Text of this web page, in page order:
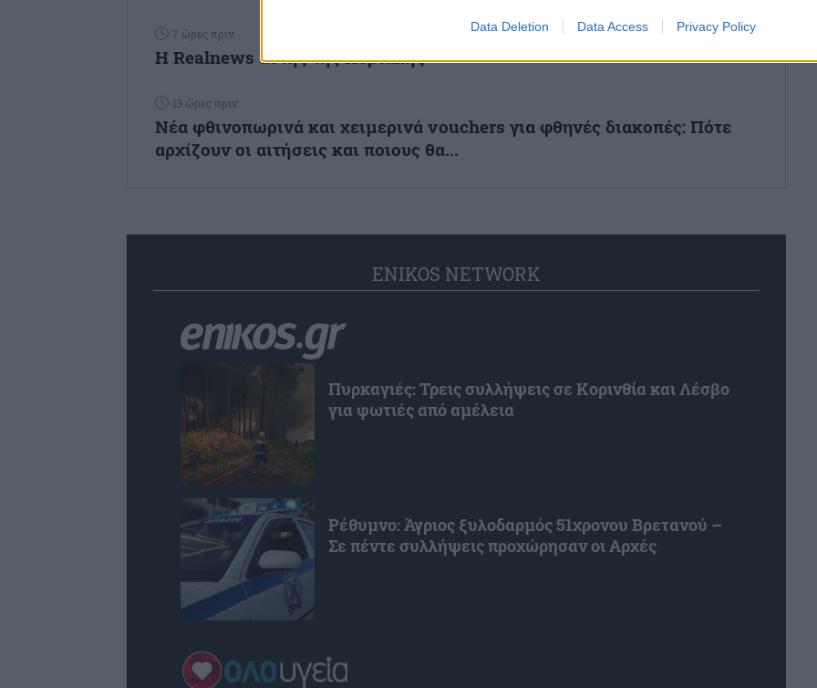
Data Deletion Data Access Privacy Policy
7 ώρες πριν
Η Realnews αυτής της Κυριακής
13 ώρες πριν
Νέα φθινοπωρινά και χειμερινά vouchers για φθηνές διακοπές: Πότε
αρχίζουν οι αιτήσεις και ποιους θα...
ENIKOS NETWORK
Πυρκαγιές: Τρεις συλλήψεις σε Κορινθία και Λέσβο
για φωτιές από αμέλεια
Ρέθυμνο: Άγριος ξυλοδαρμός 51χρονου Βρετανού –
Σε πέντε συλλήψεις προχώρησαν οι Αρχές